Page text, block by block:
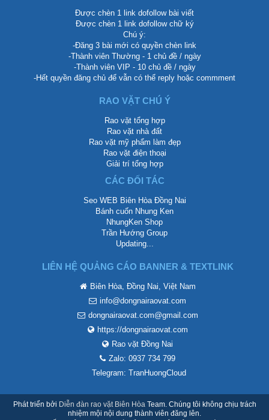
Được chèn 1 link dofollow bài viết
Được chèn 1 link dofollow chữ ký
Chú ý:
-Đăng 3 bài mới có quyền chèn link
-Thành viên Thường - 1 chủ đề / ngày
-Thành viên VIP - 10 chủ đề / ngày
-Hết quyền đăng chủ để vẫn có thể reply hoặc commment
RAO VẶT CHÚ Ý
Rao vặt tổng hợp
Rao vặt nhà đất
Rao vặt mỹ phẩm làm đẹp
Rao vặt điện thoại
Giải trí tổng hợp
CÁC ĐỐI TÁC
Seo WEB Biên Hòa Đồng Nai
Bánh cuốn Nhung Ken
NhungKen Shop
Trần Hướng Group
Updating...
LIÊN HỆ QUẢNG CÁO BANNER & TEXTLINK
Biên Hòa, Đồng Nai, Việt Nam
info@dongnairaovat.com
dongnairaovat.com@gmail.com
https://dongnairaovat.com
Rao vặt Đồng Nai
Zalo: 0937 734 799
Telegram: TranHuongCloud
Phát triển bởi Diễn đàn rao vặt Biên HòaTeam. Chúng tôi không chịu trách
nhiệm mội nội dung thành viên đăng lên.